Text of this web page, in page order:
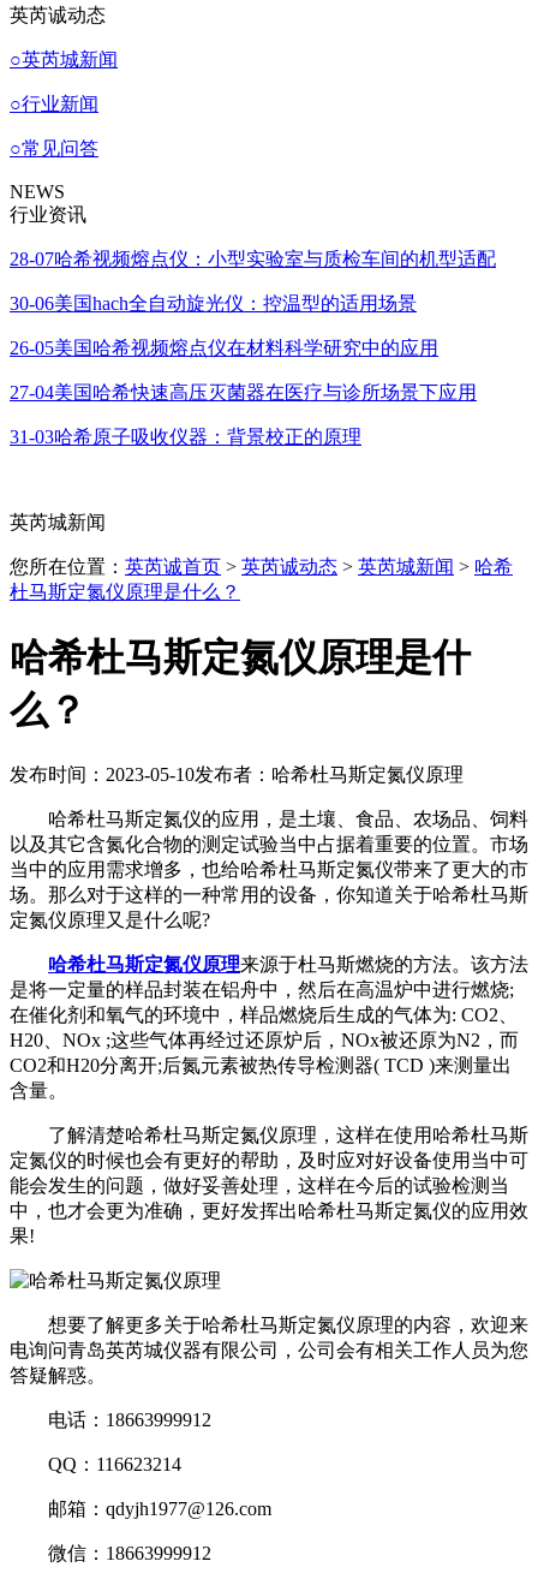
英芮诚动态
○英芮城新闻
○行业新闻
○常见问答
NEWS
行业资讯
28-07哈希视频熔点仪：小型实验室与质检车间的机型适配
30-06美国hach全自动旋光仪：控温型的适用场景
26-05美国哈希视频熔点仪在材料科学研究中的应用
27-04美国哈希快速高压灭菌器在医疗与诊所场景下应用
31-03哈希原子吸收仪器：背景校正的原理
英芮城新闻
您所在位置： 英芮诚首页 > 英芮诚动态 > 英芮城新闻 > 哈希
杜马斯定氮仪原理是什么？
哈希杜马斯定氮仪原理是什
么？
发布时间：2023-05-10发布者：哈希杜马斯定氮仪原理
哈希杜马斯定氮仪的应用，是土壤、食品、农场品、饲料
以及其它含氮化合物的测定试验当中占据着重要的位置。市场
当中的应用需求增多，也给哈希杜马斯定氮仪带来了更大的市
场。那么对于这样的一种常用的设备，你知道关于哈希杜马斯
定氮仪原理又是什么呢?
哈希杜马斯定氮仪原理来源于杜马斯燃烧的方法。该方法
是将一定量的样品封装在铝舟中，然后在高温炉中进行燃烧;
在催化剂和氧气的环境中，样品燃烧后生成的气体为: CO2、
H20、NOx ;这些气体再经过还原炉后，NOx被还原为N2，而
CO2和H20分离开;后氮元素被热传导检测器( TCD )来测量出
含量。
了解清楚哈希杜马斯定氮仪原理，这样在使用哈希杜马斯
定氮仪的时候也会有更好的帮助，及时应对好设备使用当中可
能会发生的问题，做好妥善处理，这样在今后的试验检测当
中，也才会更为准确，更好发挥出哈希杜马斯定氮仪的应用效
果!
想要了解更多关于哈希杜马斯定氮仪原理的内容，欢迎来
电询问青岛英芮城仪器有限公司，公司会有相关工作人员为您
答疑解惑。
电话：18663999912
QQ：116623214
邮箱：qdyjh1977@126.com
微信：18663999912